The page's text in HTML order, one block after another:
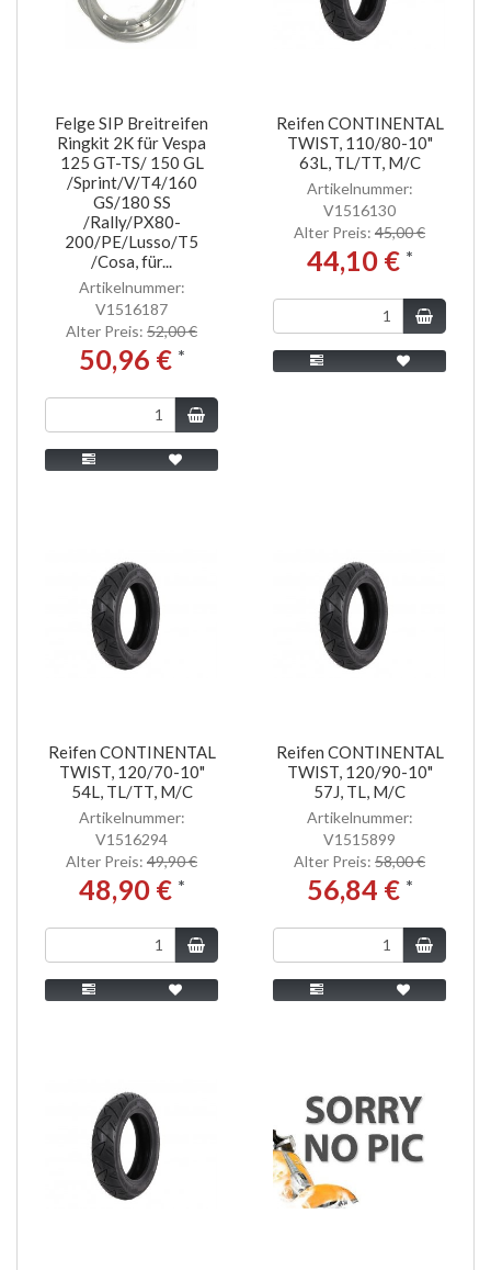
Felge SIP Breitreifen
Ringkit 2K für Vespa
125 GT-TS/ 150 GL
/Sprint/V/T4/160
GS/180 SS
/Rally/PX80-
200/PE/Lusso/T5
/Cosa, für...
Artikelnummer:
V1516187
Alter Preis: 52,00 €
50,96 € *
Reifen CONTINENTAL
TWIST, 110/80-10"
63L, TL/TT, M/C
Artikelnummer:
V1516130
Alter Preis: 45,00 €
44,10 € *
Reifen CONTINENTAL
TWIST, 120/70-10"
54L, TL/TT, M/C
Artikelnummer:
V1516294
Alter Preis: 49,90 €
48,90 € *
Reifen CONTINENTAL
TWIST, 120/90-10"
57J, TL, M/C
Artikelnummer:
V1515899
Alter Preis: 58,00 €
56,84 € *